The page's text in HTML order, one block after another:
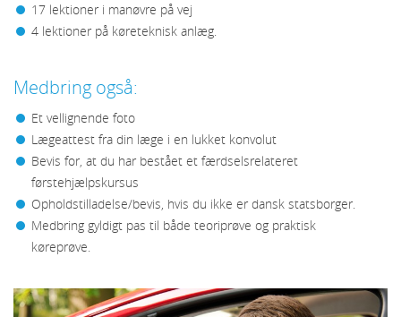
17 lektioner i manøvre på vej
4 lektioner på køreteknisk anlæg.
Medbring også:
Et vellignende foto
Lægeattest fra din læge i en lukket konvolut
Bevis for, at du har bestået et færdselsrelateret
førstehjælpskursus
Opholdstilladelse/bevis, hvis du ikke er dansk statsborger.
Medbring gyldigt pas til både teoriprøve og praktisk
køreprøve.